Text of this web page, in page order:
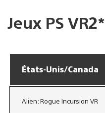
Jeux PS VR2*
États-Unis/Canada
Alien: Rogue Incursion VR